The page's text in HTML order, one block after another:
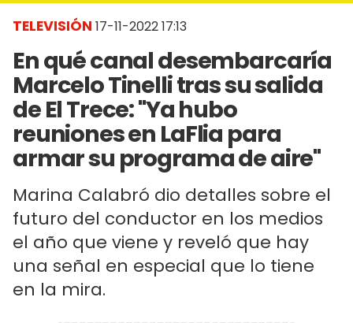
TELEVISIÓN 17-11-2022 17:13
En qué canal desembarcaría
Marcelo Tinelli tras su salida
de El Trece: "Ya hubo
reuniones en LaFlia para
armar su programa de aire"
Marina Calabró dio detalles sobre el
futuro del conductor en los medios
el año que viene y reveló que hay
una señal en especial que lo tiene
en la mira.